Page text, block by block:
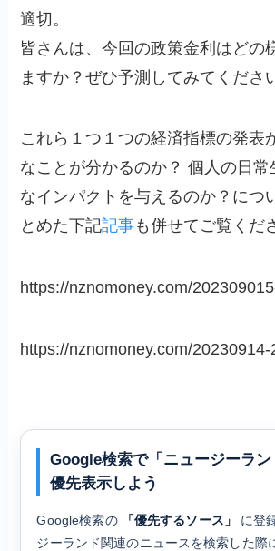
適切。
皆さんは、今回の政策金利はどの
ますか？ぜひ予測してみてくださ
これら１つ１つの経済指標の発表
なことが分かるのか？ 個人の日常
なインパクトを与えるのか？につ
とめた下記記事も併せてご覧くだ
https://nznomoney.com/
https://nznomoney.com/20230914-
Google検索で「ニュージーラ
優先表示しよう
Google検索の 「優先するソース」
に登
ジーランド関連のニュースを検索した際